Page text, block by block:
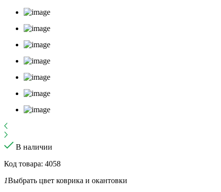
В наличии
Код товара: 4058
1Выбрать цвет коврика и окантовки